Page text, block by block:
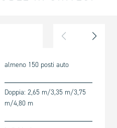
almeno 150 posti auto
Doppia: 2,65 m/3,35 m/3,75
m/4,80 m